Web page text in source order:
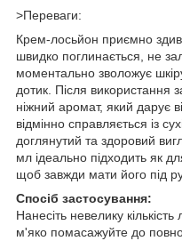
>Переваги:
Крем-лосьйон приємно
швидко поглинається, не
моментально зволожує
дотик. Після використання
ніжний аромат, який дарує
відмінно справляється із
доглянутий та здоровий
мл ідеально підходить як
щоб завжди мати його під
Спосіб застосування:
Нанесіть невелику
м'яко помасажуйте до